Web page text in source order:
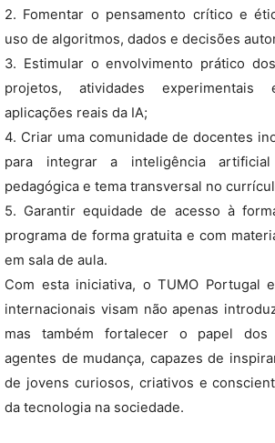
2. Fomentar o pensamento crítico e
uso de algoritmos, dados e decisões
3. Estimular o envolvimento prático
projetos, atividades
aplicações reais da IA;
4. Criar uma comunidade de docentes
para integrar a inteligência
pedagógica e tema transversal no
5. Garantir equidade de acesso à
programa de forma gratuita e com
em sala de aula.
Com esta iniciativa, o TUMO Portugal
internacionais visam não apenas
mas também fortalecer o papel dos
agentes de mudança, capazes de
de jovens curiosos, criativos e
da tecnologia na sociedade.